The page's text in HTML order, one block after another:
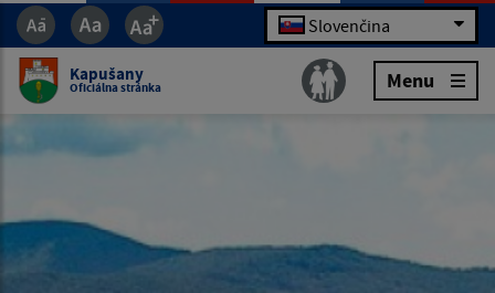
Slovenčina
Kapušany
Oficiálna stránka Menu